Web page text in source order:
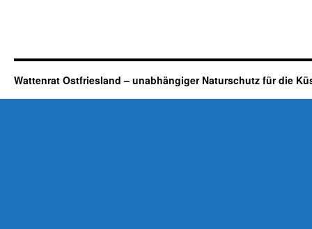
Wattenrat Ostfriesland – unabhängiger Naturschutz für die